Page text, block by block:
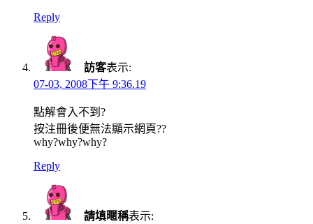
Reply
訪客表示:
07-03, 2008下午 9:36.19
點解會入不到?
按注冊後便無法顯示網頁??
why?why?why?
Reply
請填暱稱表示: